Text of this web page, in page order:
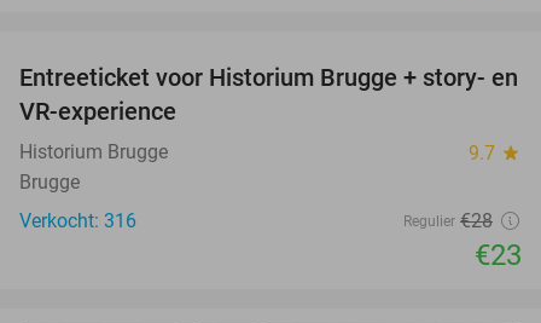
18%
Entreeticket voor Historium Brugge + story- en
VR-experience
Historium Brugge 9.7 star
Brugge
Verkocht: 316
Regulier €28
€23